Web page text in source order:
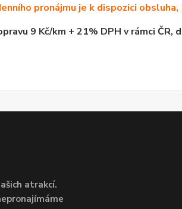
pronájmu je k dispozici
9 Kč/km + 21% DPH v rámci ČR,
atrakcí.